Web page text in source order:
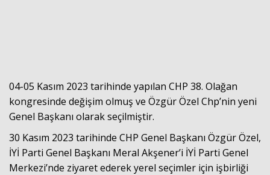
04-05 Kasım 2023 tarihinde yapılan CHP 38. Olağan
kongresinde değişim olmuş ve Özgür Özel Chp’nin yeni
Genel Başkanı olarak seçilmiştir.
30 Kasım 2023 tarihinde CHP Genel Başkanı Özgür Özel,
İYİ Parti Genel Başkanı Meral Akşener’i İYİ Parti Genel
Merkezi’nde ziyaret ederek yerel seçimler için işbirliği